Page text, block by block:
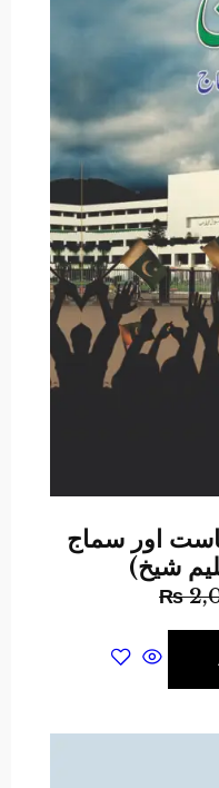
اور سماج
شیخ)
₨